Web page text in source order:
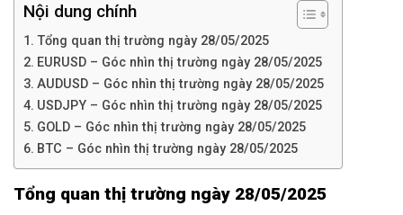
Nội dung chính
Tổng quan thị trường ngày 28/05/2025
EURUSD – Góc nhìn thị trường ngày 28/05/2025
AUDUSD – Góc nhìn thị trường ngày 28/05/2025
USDJPY – Góc nhìn thị trường ngày 28/05/2025
GOLD – Góc nhìn thị trường ngày 28/05/2025
BTC – Góc nhìn thị trường ngày 28/05/2025
Tổng quan thị trường ngày 28/05/2025